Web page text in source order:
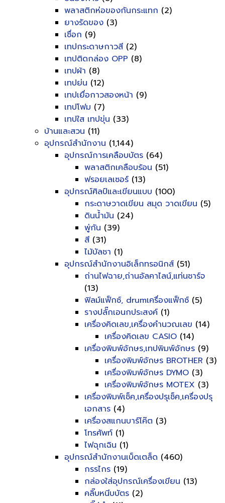
พลาสติกห่อของกันกระแทก (2)
ยางรัดของ (3)
เชื่อก (9)
เทปกระดาษกาวสี (2)
เทปติดกล่อง OPP (8)
เทปผ้า (8)
เทปย่น (12)
เทปเยื่อกาวสองหน้า (9)
เทปโฟม (7)
เทปใส เทปขุ่น (33)
บ้านและสวน (11)
อุปกรณ์สำนักงาน (1,144)
อุปกรณ์การเคลือบบัตร (64)
พลาสติกเคลือบร้อน (51)
ฟรอยเลเซอร์ (13)
อุปกรณ์ศิลป์และเขียนแบบ (100)
กระดาษวาดเขียน สมุด วาดเขียน (5)
ดินน้ำมัน (24)
พู่กัน (39)
สี (31)
ไม้บัลชา (1)
อุปกรณ์สำนักงานอิเล็กทรอนิกส์ (51)
ถ่านไฟฉาย,ถ่านอัลคาไลน์,แท่นชาร์จ
(13)
ฟิลม์แฟ็กซ์, drumเครื่องแฟ็กซ์ (5)
รางปลั๊กเอนกประสงค์ (1)
เครื่องคิดเลข,เครื่องคำนวณเลข (14)
เครื่องคิดเลข CASIO (14)
เครื่องพิมพ์อักษร,เทปพิมพ์อักษร (9)
เครื่องพิมพ์อักษร BROTHER (3)
เครื่องพิมพ์อักษร DYMO (3)
เครื่องพิมพ์อักษร MOTEX (3)
เครื่องพิมพ์เช็ค,เครื่องปรุเช็ค,เครื่องปรุ
เอกสาร (4)
เครื่องสแกนบาร์โค๊ต (3)
โทรศัพท์ (1)
ไฟฉุกเฉิน (1)
อุปกรณ์สำนักงานเบ็ดเตล็ด (460)
กรรไกร (19)
กล่องใส่อุปกรณ์เครื่องเขียน (13)
คลิ๊บหนีบบัตร (2)